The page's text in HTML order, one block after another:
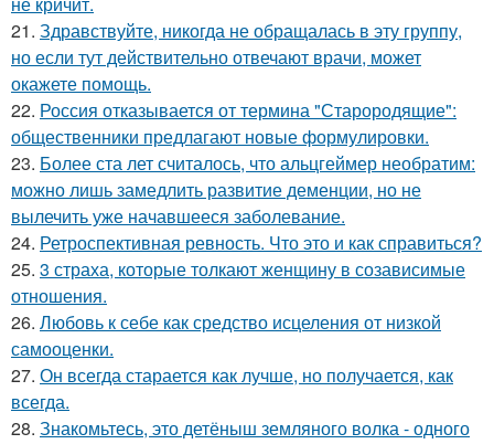
21. Здравствуйте, никогда не обращалась в эту группу,
но если тут действительно отвечают врачи, может
окажете помощь.
22. Россия отказывается от термина "Старородящие":
общественники предлагают новые формулировки.
23. Более ста лет считалось, что альцгеймер необратим:
можно лишь замедлить развитие деменции, но не
вылечить уже начавшееся заболевание.
24. Ретроспективная ревность. Что это и как справиться?
25. 3 страха, которые толкают женщину в созависимые
отношения.
26. Любовь к себе как средство исцеления от низкой
самооценки.
27. Он всегда старается как лучше, но получается, как
всегда.
28. Знакомьтесь, это детёныш земляного волка - одного